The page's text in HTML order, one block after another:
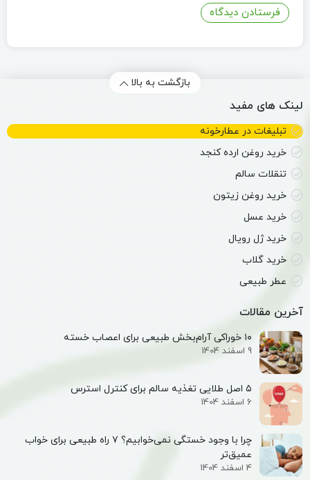
بازگشت به بالا
لینک های مفید
تبلیغات در عطارخونه
خرید روغن ارده کنجد
تنقلات سالم
خرید روغن زیتون
خرید عسل
خرید ژل رویال
خرید گلاب
عطر طبیعی
آخرین مقالات
۱۰ خوراکی آرام‌بخش طبیعی برای اعصاب خسته
9 اسفند 1404
۵ اصل طلایی تغذیه سالم برای کنترل استرس
6 اسفند 1404
چرا با وجود خستگی نمی‌خوابیم؟ ۷ راه طبیعی برای خواب
عمیق‌تر
4 اسفند 1404